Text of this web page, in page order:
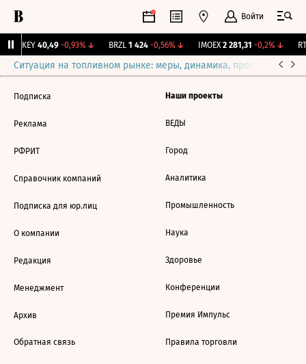
Войти
OKEY 40,49 -0,93%↓ BRZL 1 424 -0,56%↓ IMOEX 2 281,31 -0,2%↓
Ситуация на топливном рынке: меры, динамика, прогнозы
Подписка
Реклама
РФРИТ
Справочник компаний
Подписка для юр.лиц
О компании
Редакция
Менеджмент
Архив
Обратная связь
Наши проекты
ВЕДЫ
Город
Аналитика
Промышленность
Наука
Здоровье
Конференции
Премия Импульс
Правила торговли